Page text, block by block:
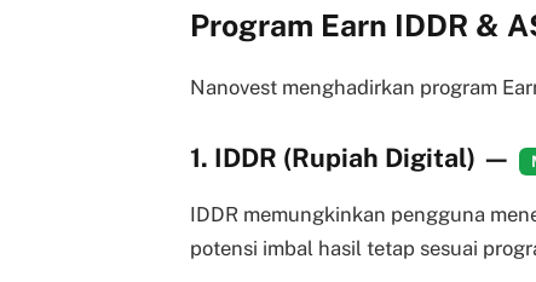
Program Earn IDDR &
Nanovest menghadirkan program
1. IDDR (Rupiah Digital) —
IDDR memungkinkan pengguna
potensi imbal hasil tetap sesuai